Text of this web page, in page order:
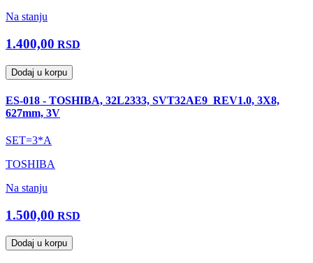
Na stanju
1.400,00 RSD
Dodaj u korpu
ES-018 - TOSHIBA, 32L2333, SVT32AE9_REV1.0, 3X8,
627mm, 3V
SET=3*A
TOSHIBA
Na stanju
1.500,00 RSD
Dodaj u korpu